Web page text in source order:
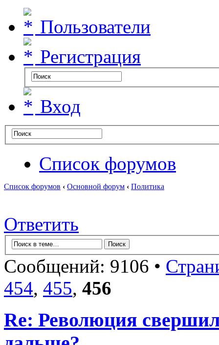
Пользователи
Регистрация
Вход
Список форумов
Список форумов ‹ Основной форум ‹ Политика
Ответить
Сообщений: 9106 •
454, 455, 456
Re: Революция